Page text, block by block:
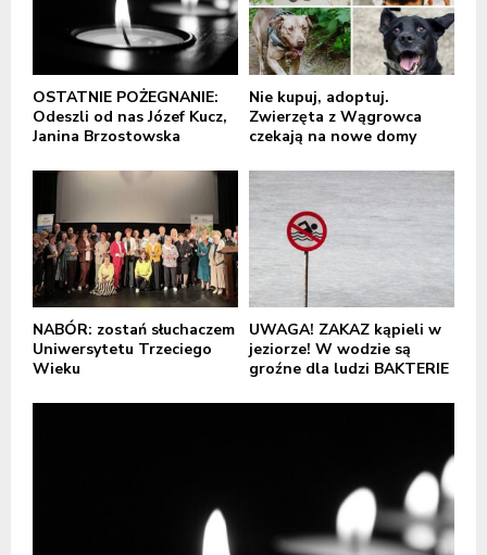
OSTATNIE POŻEGNANIE:
Odeszli od nas Józef Kucz,
Janina Brzostowska
Nie kupuj, adoptuj.
Zwierzęta z Wągrowca
czekają na nowe domy
NABÓR: zostań słuchaczem
Uniwersytetu Trzeciego
Wieku
UWAGA! ZAKAZ kąpieli w
jeziorze! W wodzie są
groźne dla ludzi BAKTERIE